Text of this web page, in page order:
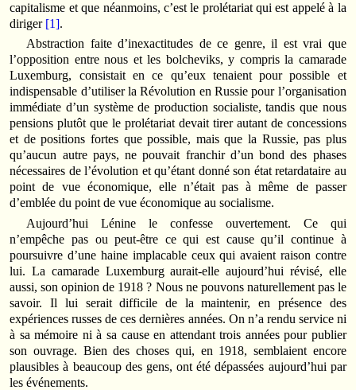
capitalisme et que néanmoins, c’est le prolétariat qui est appelé à la
diriger [1].
Abstraction faite d’inexactitudes de ce genre, il est vrai que
l’opposition entre nous et les bolcheviks, y compris la camarade
Luxemburg, consistait en ce qu’eux tenaient pour possible et
indispensable d’utiliser la Révolution en Russie pour l’organisation
immédiate d’un système de production socialiste, tandis que nous
pensions plutôt que le prolétariat devait tirer autant de concessions
et de positions fortes que possible, mais que la Russie, pas plus
qu’aucun autre pays, ne pouvait franchir d’un bond des phases
nécessaires de l’évolution et qu’étant donné son état retardataire au
point de vue économique, elle n’était pas à même de passer
d’emblée du point de vue économique au socialisme.
Aujourd’hui Lénine le confesse ouvertement. Ce qui
n’empêche pas ou peut-être ce qui est cause qu’il continue à
poursuivre d’une haine implacable ceux qui avaient raison contre
lui. La camarade Luxemburg aurait-elle aujourd’hui révisé, elle
aussi, son opinion de 1918 ? Nous ne pouvons naturellement pas le
savoir. Il lui serait difficile de la maintenir, en présence des
expériences russes de ces dernières années. On n’a rendu service ni
à sa mémoire ni à sa cause en attendant trois années pour publier
son ouvrage. Bien des choses qui, en 1918, semblaient encore
plausibles à beaucoup des gens, ont été dépassées aujourd’hui par
les événements.